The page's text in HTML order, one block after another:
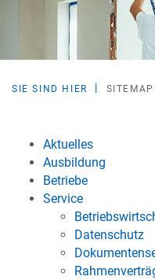
SIE SIND HIER SITEMAP
Aktuelles
Ausbildung
Betriebe
Service
Datenschutz